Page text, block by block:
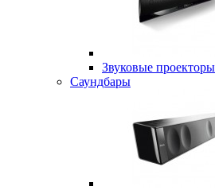
Звуковые
Саундбары